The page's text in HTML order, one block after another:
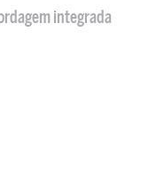
integrada